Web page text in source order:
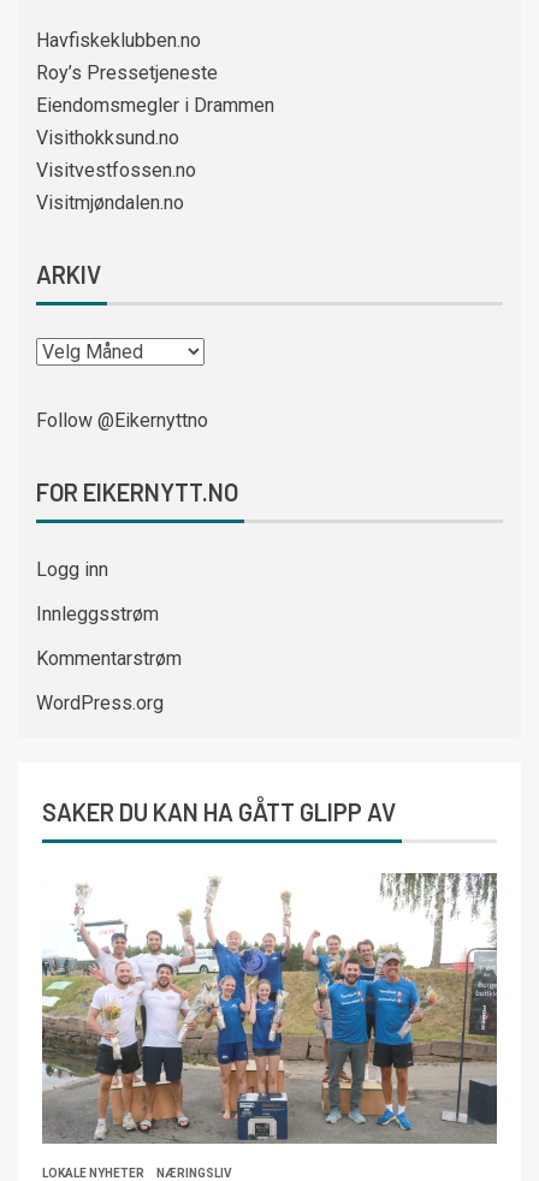
Havfiskeklubben.no
Roy’s Pressetjeneste
Eiendomsmegler i Drammen
Visithokksund.no
Visitvestfossen.no
Visitmjøndalen.no
ARKIV
Follow @Eikernyttno
FOR EIKERNYTT.NO
Logg inn
Innleggsstrøm
Kommentarstrøm
WordPress.org
SAKER DU KAN HA GÅTT GLIPP AV
LOKALE NYHETER NÆRINGSLIV